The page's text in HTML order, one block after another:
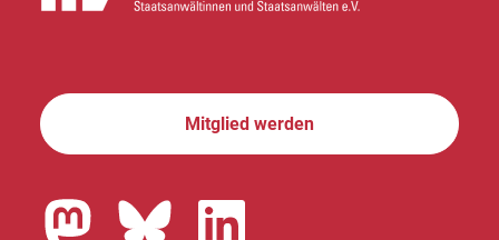
Mitglied werden